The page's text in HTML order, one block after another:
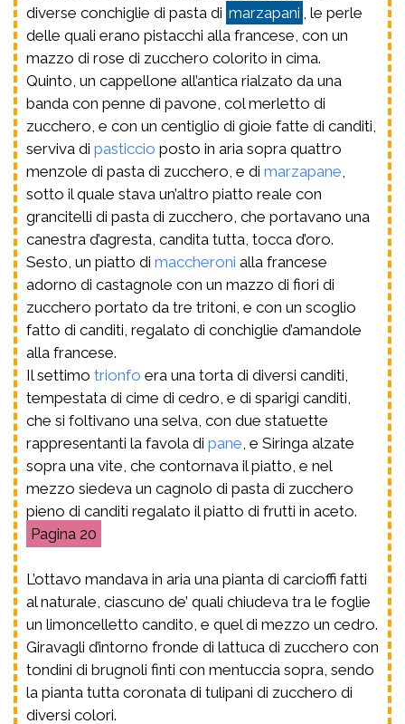
diverse conchiglie di pasta di marzapani , le perle
delle quali erano pistacchi alla francese, con un
mazzo di rose di zucchero colorito in cima.
Quinto, un cappellone all’antica rialzato da una
banda con penne di pavone, col merletto di
zucchero, e con un centiglio di gioie fatte di canditi,
serviva di pasticcio posto in aria sopra quattro
menzole di pasta di zucchero, e di marzapane
sotto il quale stava un’altro piatto reale con
grancitelli di pasta di zucchero, che portavano una
canestra d’agresta, candita tutta, tocca d’oro.
Sesto, un piatto di maccheroni alla francese
adorno di castagnole con un mazzo di fiori di
zucchero portato da tre tritoni, e con un scoglio
fatto di canditi, regalato di conchiglie d’amandole
alla francese.
Il settimo trionfo era una torta di diversi canditi,
tempestata di cime di cedro, e di sparigi canditi,
che si foltivano una selva, con due statuette
rappresentanti la favola di pane , e Siringa alzate
sopra una vite, che contornava il piatto, e nel
mezzo siedeva un cagnolo di pasta di zucchero
pieno di canditi regalato il piatto di frutti in aceto.
20
L’ottavo mandava in aria una pianta di carcioffi fatti
al naturale, ciascuno de’ quali chiudeva tra le foglie
un limoncelletto candito, e quel di mezzo un cedro.
Giravagli d’intorno fronde di lattuca di zucchero con
tondini di brugnoli finti con mentuccia sopra, sendo
la pianta tutta coronata di tulipani di zucchero di
diversi colori.